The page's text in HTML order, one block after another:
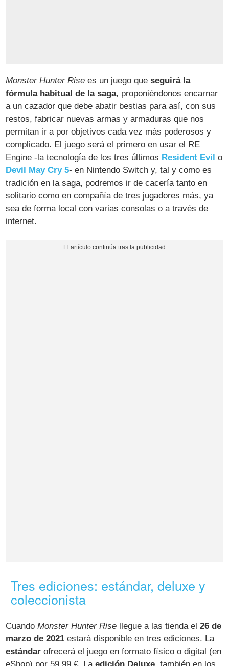
Monster Hunter Rise es un juego queseguirá la
fórmula habitual de la saga, proponiéndonos encarnar
a un cazador que debe abatir bestias para así, con sus
restos, fabricar nuevas armas y armaduras que nos
permitan ir a por objetivos cada vez más poderosos y
complicado. El juego será el primero en usar el RE
Engine -la tecnología de los tres últimos Resident Evil o
Devil May Cry 5- en Nintendo Switch y, tal y como es
tradición en la saga, podremos ir de cacería tanto en
solitario como en compañía de tres jugadores más, ya
sea de forma local con varias consolas o a través de
internet.
Tres ediciones: estándar, deluxe y
coleccionista
CuandoMonster Hunter Rise llegue a las tienda el26 de
marzo de 2021 estará disponible en tres ediciones. La
estándar ofrecerá el juego en formato físico o digital (en
eShop) por 59,99 €. Laedición Deluxe , también en los